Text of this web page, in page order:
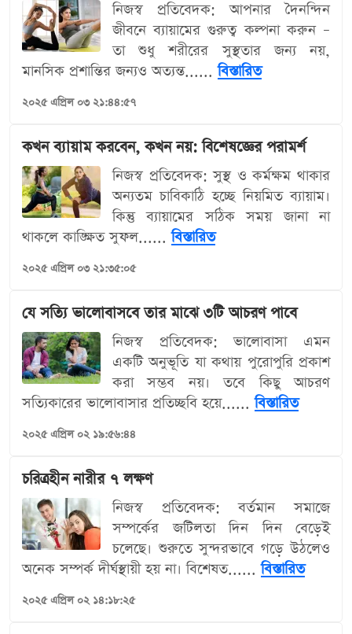
নিজস্ব প্রতিবেদক: আপনার দৈনন্দিন
জীবনে ব্যায়ামের গুরুত্ব কল্পনা করুন –
তা শুধু শরীরের সুস্থতার জন্য নয়,
মানসিক প্রশান্তির জন্যও অত্যন্ত......বিস্তারিত
২০২৫ এপ্রিল ০৩ ২১:৪৪:৫৭
কখন ব্যায়াম করবেন, কখন নয়: বিশেষজ্ঞের পরামর্শ
নিজস্ব প্রতিবেদক: সুস্থ ও কর্মক্ষম থাকার
অন্যতম চাবিকাঠি হচ্ছে নিয়মিত ব্যায়াম।
কিন্তু ব্যায়ামের সঠিক সময় জানা না
থাকলে কাঙ্ক্ষিত সুফল......বিস্তারিত
২০২৫ এপ্রিল ০৩ ২১:৩৫:০৫
যে সত্যি ভালোবাসবে তার মাঝে ৩টি আচরণ পাবে
নিজস্ব প্রতিবেদক: ভালোবাসা এমন
একটি অনুভূতি যা কথায় পুরোপুরি প্রকাশ
করা সম্ভব নয়। তবে কিছু আচরণ
সত্যিকারের ভালোবাসার প্রতিচ্ছবি হয়ে......বিস্তারিত
২০২৫ এপ্রিল ০২ ১৯:৫৬:৪৪
চরিত্রহীন নারীর ৭ লক্ষণ
নিজস্ব প্রতিবেদক: বর্তমান সমাজে
সম্পর্কের জটিলতা দিন দিন বেড়েই
চলেছে। শুরুতে সুন্দরভাবে গড়ে উঠলেও
অনেক সম্পর্ক দীর্ঘস্থায়ী হয় না। বিশেষত......বিস্তারিত
২০২৫ এপ্রিল ০২ ১৪:১৮:২৫